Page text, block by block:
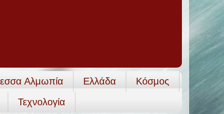
Αλμωπία Ελλάδα
Κόσμος
Τεχνολογία